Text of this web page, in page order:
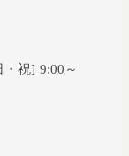
祝] 9:00～